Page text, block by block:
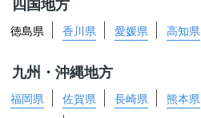
徳島県 香川県 愛媛県 高知県
九州・沖縄地方
福岡県 佐賀県 長崎県 熊本県